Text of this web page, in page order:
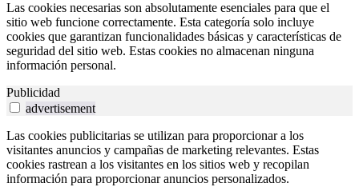
Las cookies necesarias son absolutamente esenciales para que el
sitio web funcione correctamente. Esta categoría solo incluye
cookies que garantizan funcionalidades básicas y características de
seguridad del sitio web. Estas cookies no almacenan ninguna
información personal.
Publicidad
advertisement
Las cookies publicitarias se utilizan para proporcionar a los
visitantes anuncios y campañas de marketing relevantes. Estas
cookies rastrean a los visitantes en los sitios web y recopilan
información para proporcionar anuncios personalizados.